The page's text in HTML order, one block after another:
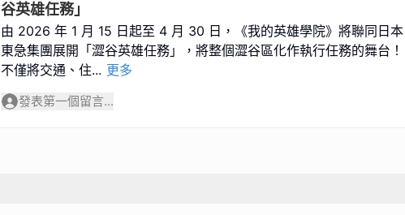
谷英雄任務」
由 2026 年 1 月 15 日起至 4 月 30 日，《我的英雄學院》將聯同日本
東急集團展開「澀谷英雄任務」，將整個澀谷區化作執行任務的舞台！
不僅將交通、住... 更多
發表第一個留言...